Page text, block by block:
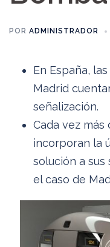
POR ADMINISTRADOR
En España,
Madrid
señalización.
Cada vez
incorporan la
solución a sus
el caso de